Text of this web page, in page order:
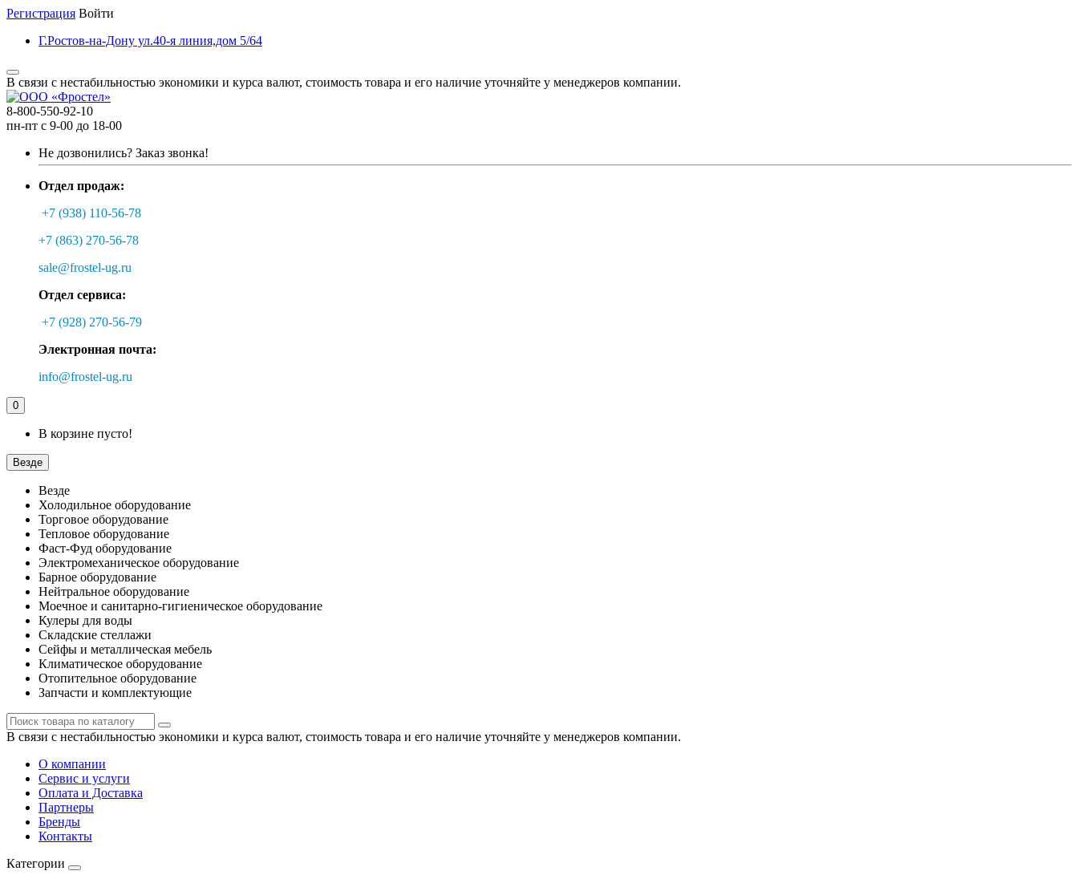
Регистрация Войти
Г.Ростов-на-Дону ул.40-я линия,дом 5/64
В связи с нестабильностью экономики и курса валют, стоимость товара и его наличие уточняйте у менеджеров компании.
8-800-550-92-10
пн-пт с 9-00 до 18-00
Не дозвонились? Заказ звонка!
Отдел продаж:
+7 (938) 110-56-78
+7 (863) 270-56-78
sale@frostel-ug.ru
Отдел сервиса:
+7 (928) 270-56-79
Электронная почта:
info@frostel-ug.ru
0
В корзине пусто!
Везде
Везде
Холодильное оборудование
Торговое оборудование
Тепловое оборудование
Фаст-Фуд оборудование
Электромеханическое оборудование
Барное оборудование
Нейтральное оборудование
Моечное и санитарно-гигиеническое оборудование
Кулеры для воды
Складские стеллажи
Сейфы и металлическая мебель
Климатическое оборудование
Отопительное оборудование
Запчасти и комплектующие
В связи с нестабильностью экономики и курса валют, стоимость товара и его наличие уточняйте у менеджеров компании.
О компании
Сервис и услуги
Оплата и Доставка
Партнеры
Бренды
Контакты
Категории